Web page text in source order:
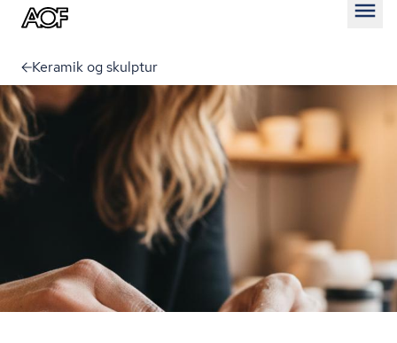
Keramik og skulptur